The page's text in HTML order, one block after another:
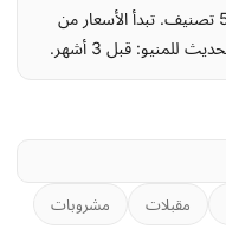
يقدّم رايق في الخبر 18 صنفاً موزّعة على 5 تصنيف. تبدأ الأسعار من
مقبلات مشروبات